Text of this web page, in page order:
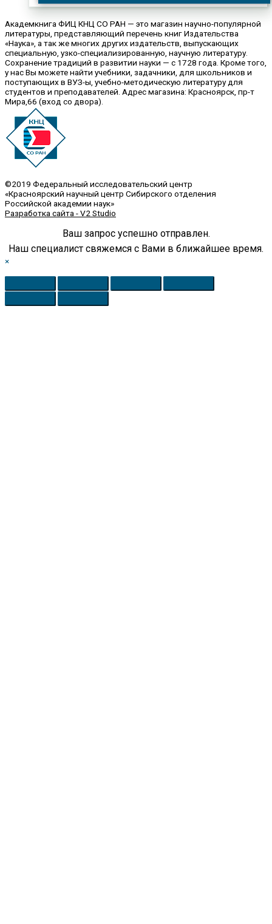
Академкнига ФИЦ КНЦ СО РАН — это магазин научно-популярной
литературы, представляющий перечень книг Издательства
«Наука», а так же многих других издательств, выпускающих
специальную, узко-специализированную, научную литературу.
Сохранение традиций в развитии науки — с 1728 года. Кроме того,
у нас Вы можете найти учебники, задачники, для школьников и
поступающих в ВУЗ-ы, учебно-методическую литературу для
студентов и преподавателей. Адрес магазина: Красноярск, пр-т
Мира,66 (вход со двора).
©2019 Федеральный исследовательский центр
«Красноярский научный центр Сибирского отделения
Российской академии наук»
Разработка сайта - V2 Studio
Ваш запрос успешно отправлен.
Наш специалист свяжемся с Вами в ближайшее время.
×